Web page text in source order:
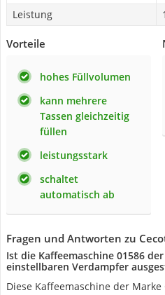
Leistung
Vorteile
hohes Füllvolumen
kann mehrere
Tassen gleichzeitig
füllen
leistungsstark
schaltet
automatisch ab
Fragen und Antworten zu
Ist die Kaffeemaschine 01586
einstellbaren Verdampfer
Diese Kaffeemaschine der